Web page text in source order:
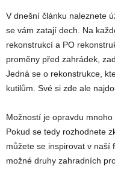
V dnešní článku naleznete
se vám zatají dech. Na
rekonstrukcí a PO
proměny před zahrádek,
Jedná se o rekonstrukce,
kutilům. Své si zde ale
Možností je opravdu
Pokud se tedy rozhodnete
můžete se inspirovat v naší
možné druhy zahradních